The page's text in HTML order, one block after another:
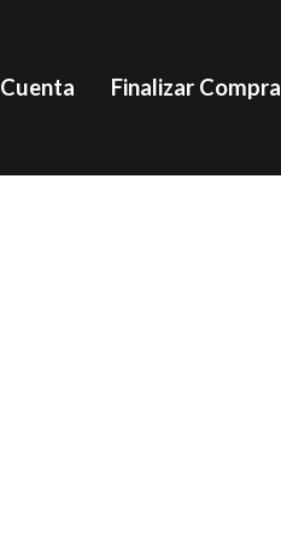
Finalizar Compra